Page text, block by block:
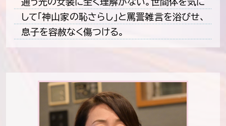
して「神山家の恥さらし」と罵詈雑言を浴びせ、
息子を容赦なく傷つける。